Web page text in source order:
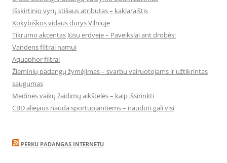
Išskirtinio vyrų stiliaus atributas – kaklaraištis
Kokybiškos vidaus durys Vilniuje
Tikrumo akcentas Jūsų erdvėje – Paveikslai ant drobės:
Vandens filtrai namui
Aquaphor filtrai
Žieminių padangų žymėjimas – svarbu vairuotojams ir užtikrintas
saugumas
Medinės vaikų žaidimų aikštelės – kaip išsirinkti
CBD aliejaus nauda sportuojantiems – naudoti gali visi
PERKU PADANGAS INTERNETU